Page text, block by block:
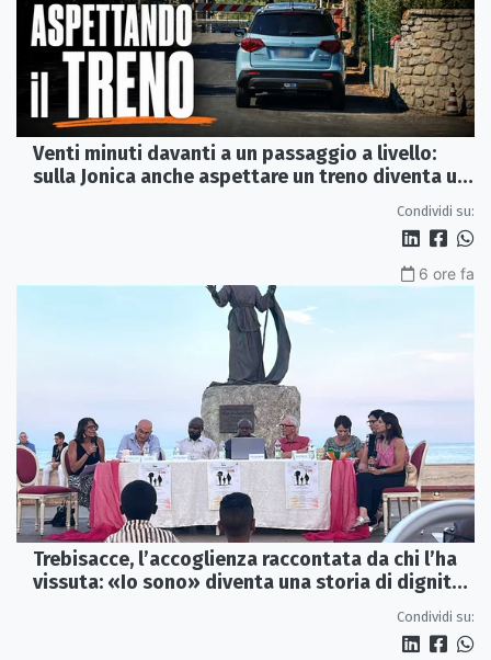
Venti minuti davanti a un passaggio a livello:
sulla Jonica anche aspettare un treno diventa un
Condividi su:
6 ore fa
Trebisacce, l’accoglienza raccontata da chi l’ha
vissuta: «Io sono» diventa una storia di dignità
Condividi su: